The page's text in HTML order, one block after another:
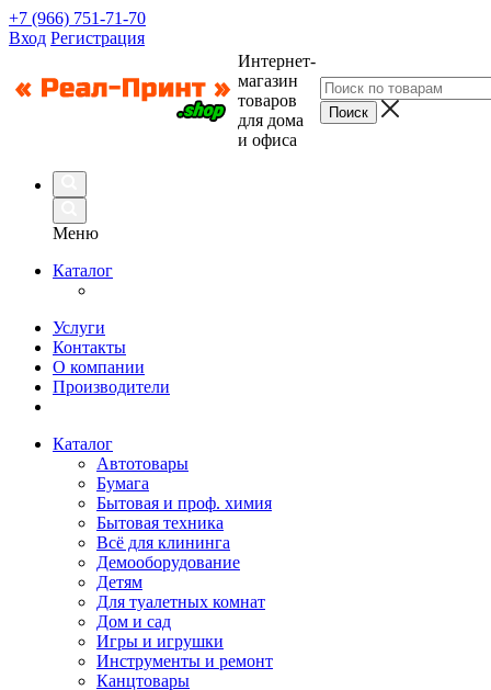
+7 (966) 751-71-70
Вход Регистрация
Интернет-
магазин
товаров
для дома
и офиса
Меню
Каталог
Услуги
Контакты
О компании
Производители
Каталог
Автотовары
Бумага
Бытовая и проф. химия
Бытовая техника
Всё для клининга
Демооборудование
Детям
Для туалетных комнат
Дом и сад
Игры и игрушки
Инструменты и ремонт
Канцтовары